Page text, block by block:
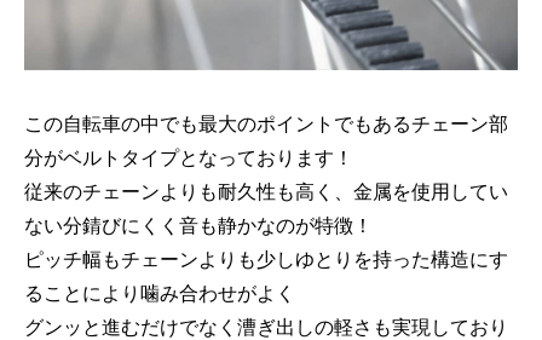
この自転車の中でも最大のポイントでもあるチェーン部
分がベルトタイプとなっております！
従来のチェーンよりも耐久性も高く、金属を使用してい
ない分錆びにくく音も静かなのが特徴！
ピッチ幅もチェーンよりも少しゆとりを持った構造にす
ることにより噛み合わせがよく
グンッと進むだけでなく漕ぎ出しの軽さも実現しており